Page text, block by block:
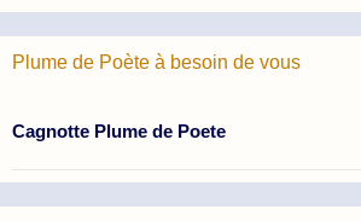
Plume de Poète à besoin de vous
Cagnotte Plume de Poete